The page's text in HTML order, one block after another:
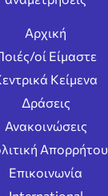
Αρχική
οί Είμαστε
Κείμενα
Δράσεις
Ανακοινώσεις
Απορρήτου
Επικοινωνία